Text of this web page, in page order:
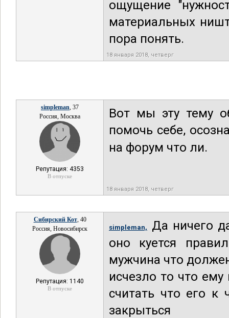
ощущение
материальных
пора понять.
18 января 2018, четверг
simpleman, 37
Россия, Москва
Репутация: 4353
В отпуске
Вот мы эту тему
помочь себе,
на форум что ли.
18 января 2018, четверг
Сибирский Кот, 40
Россия, Новосибирск
Репутация: 1140
В отпуске
simpleman,
Да ничего
оно куется
мужчина что
исчезло то что
считать что его
закрыться